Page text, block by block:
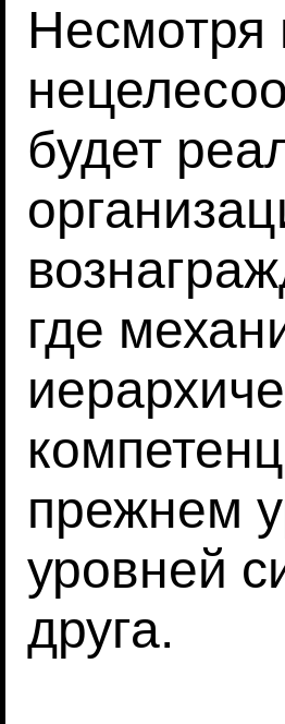
будет
где
прежнем
уровней
друга.